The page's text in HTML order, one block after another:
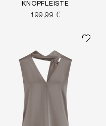
KNOPFLEISTE
199,99 €